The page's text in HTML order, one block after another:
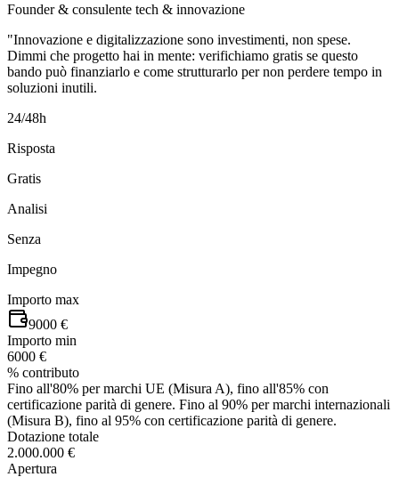
Founder & consulente tech & innovazione
"Innovazione e digitalizzazione sono investimenti, non spese.
Dimmi che progetto hai in mente: verifichiamo gratis se questo
bando può finanziarlo e come strutturarlo per non perdere tempo in
soluzioni inutili.
24/48h
Risposta
Gratis
Analisi
Senza
Impegno
Importo max
9000 €
Importo min
6000 €
% contributo
Fino all'80% per marchi UE (Misura A), fino all'85% con
certificazione parità di genere. Fino al 90% per marchi internazionali
(Misura B), fino al 95% con certificazione parità di genere.
Dotazione totale
2.000.000 €
Apertura